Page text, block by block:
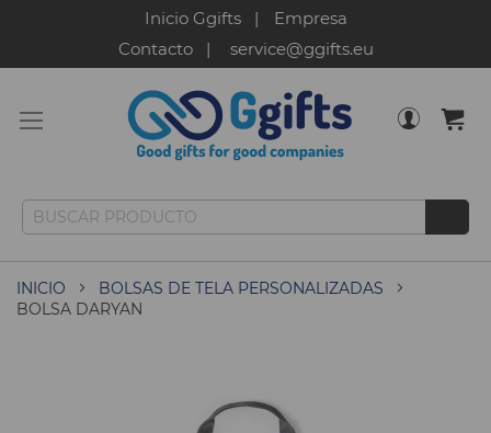
Inicio Ggifts
Empresa
Contacto
service@ggifts.eu
INICIO
BOLSAS DE TELA PERSONALIZADAS
BOLSA DARYAN